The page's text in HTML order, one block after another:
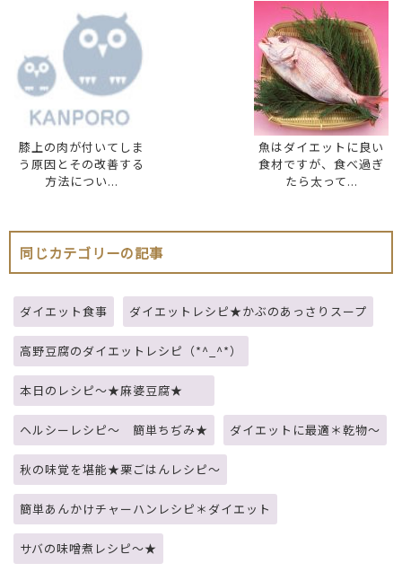
膝上の肉が付いてしま
う原因とその改善する
方法につい...
魚はダイエットに良い
食材ですが、食べ過ぎ
たら太って...
同じカテゴリーの記事
ダイエット食事 ダイエットレシピ★かぶのあっさりスープ
高野豆腐のダイエットレシピ（*^_^*）
本日のレシピ～★麻婆豆腐★
ヘルシーレシピ～ 簡単ちぢみ★ ダイエットに最適＊乾物～
秋の味覚を堪能★栗ごはんレシピ～
簡単あんかけチャーハンレシピ＊ダイエット
サバの味噌煮レシピ～★